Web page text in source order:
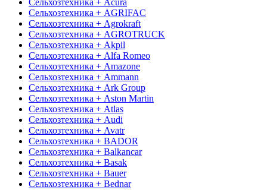
Сельхозтехника + AGRIFAC
Сельхозтехника + Agrokraft
Сельхозтехника + AGROTRUCK
Сельхозтехника + Akpil
Сельхозтехника + Alfa Romeo
Сельхозтехника + Amazone
Сельхозтехника + Ammann
Сельхозтехника + Ark Group
Сельхозтехника + Aston Martin
Сельхозтехника + Atlas
Сельхозтехника + Audi
Сельхозтехника + Avatr
Сельхозтехника + BADOR
Сельхозтехника + Balkancar
Сельхозтехника + Basak
Сельхозтехника + Bauer
Сельхозтехника + Bednar